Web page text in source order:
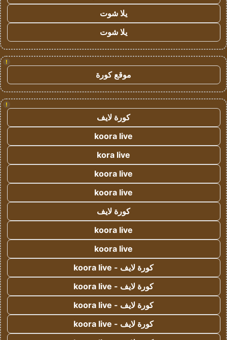
يلا شوت
يلا شوت
!
موقع كورة
!
كورة لايف
koora live
kora live
koora live
koora live
كورة لايف
koora live
koora live
كورة لايف - koora live
كورة لايف - koora live
كورة لايف - koora live
كورة لايف - koora live